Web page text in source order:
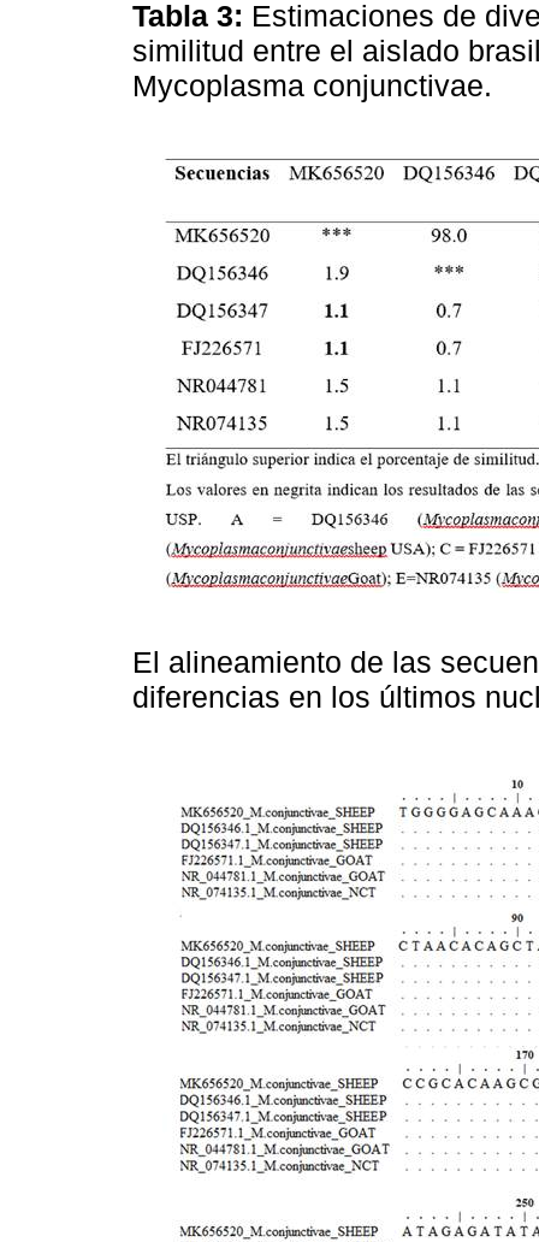
Tabla 3: Estimaciones de
similitud entre el aislado
Mycoplasma conjunctivae.
El alineamiento de las
diferencias en los últimos